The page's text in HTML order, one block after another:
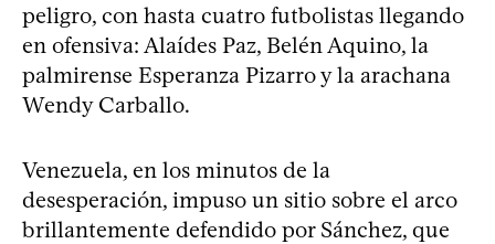
peligro, con hasta cuatro futbolistas llegando
en ofensiva: Alaídes Paz, Belén Aquino, la
palmirense Esperanza Pizarro y la arachana
Wendy Carballo.
Venezuela, en los minutos de la
desesperación, impuso un sitio sobre el arco
brillantemente defendido por Sánchez, que